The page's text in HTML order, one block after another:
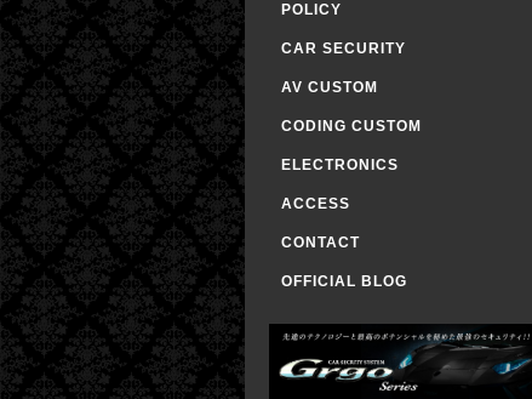
POLICY
CAR SECURITY
AV CUSTOM
CODING CUSTOM
ELECTRONICS
ACCESS
CONTACT
OFFICIAL BLOG